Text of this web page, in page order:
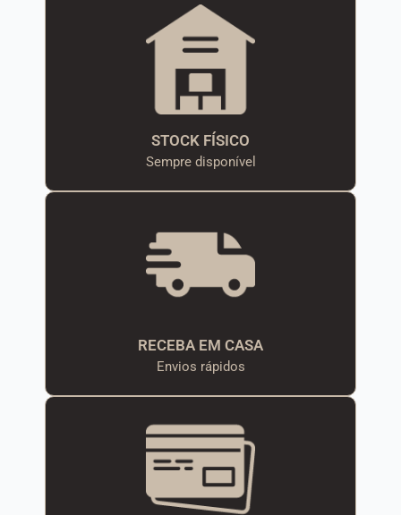
STOCK FÍSICO
Sempre disponível
RECEBA EM CASA
Envios rápidos